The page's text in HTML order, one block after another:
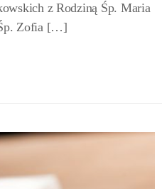
z Rodziną Śp. Maria
Zofia […]